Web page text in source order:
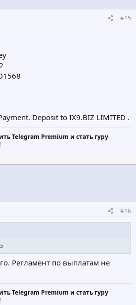
#15
Deposit to IX9.BIZ LIMITED .
Telegram Premium и стать гуру
#16
Регламент по выплатам не
Telegram Premium и стать гуру